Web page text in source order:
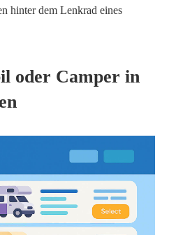
hinter dem Lenkrad eines
oder Camper in